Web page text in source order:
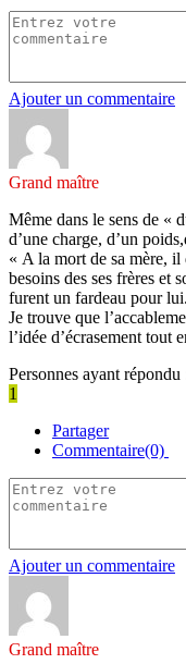
Ajouter un commentaire
Grand maître
Même dans le sens de «
d’une charge, d’un
« A la mort de sa mère, il
besoins des ses frères et
furent un fardeau pour
Je trouve que
l’idée d’écrasement tout
Personnes ayant répondu
1
Partager
Commentaire(0)
Ajouter un commentaire
Grand maître